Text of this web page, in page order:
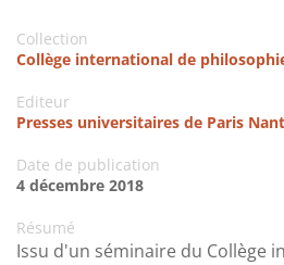
Collection
Collège international de
Editeur
Presses universitaires de Paris
Date de publication
4 décembre 2018
Résumé
Issu d'un séminaire du Collège